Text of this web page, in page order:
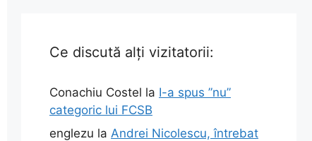
Ce discută alți vizitatorii:
Conachiu Costel la I-a spus ”nu”
categoric lui FCSB
englezu la Andrei Nicolescu, întrebat